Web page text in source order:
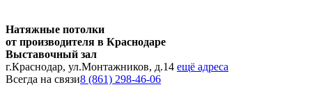
Натяжные потолки
от производителя в Краснодаре
Выставочный зал
г.Краснодар, ул.Монтажников, д.14 ещё адреса
Всегда на связи8 (861) 298-46-06